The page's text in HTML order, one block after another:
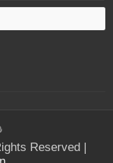
Reserved |